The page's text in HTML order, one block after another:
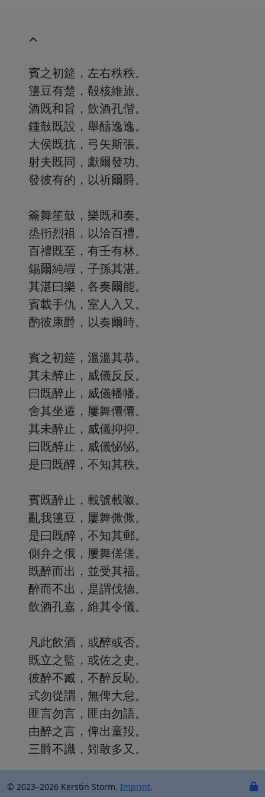
賓之初筵，左右秩秩。
籩豆有楚，殽核維旅。
酒既和旨，飲酒孔偕。
鍾鼓既設，舉醻逸逸。
大侯既抗，弓矢斯張。
射夫既同，獻爾發功。
發彼有的，以祈爾爵。
籥舞笙鼓，樂既和奏。
烝衎烈祖，以洽百禮。
百禮既至，有壬有林。
錫爾純嘏，子孫其湛。
其湛曰樂，各奏爾能。
賓載手仇，室人入又。
酌彼康爵，以奏爾時。
賓之初筵，溫溫其恭。
其未醉止，威儀反反。
曰既醉止，威儀幡幡。
舍其坐遷，屢舞僊僊。
其未醉止，威儀抑抑。
曰既醉止，威儀怭怭。
是曰既醉，不知其秩。
賓既醉止，載號載呶。
亂我籩豆，屢舞僛僛。
是曰既醉，不知其郵。
側弁之俄，屢舞傞傞。
既醉而出，並受其福。
醉而不出，是謂伐德。
飲酒孔嘉，維其令儀。
凡此飲酒，或醉或否。
既立之監，或佐之史。
彼醉不臧，不醉反恥。
式勿從謂，無俾大怠。
匪言勿言，匪由勿語。
由醉之言，俾出童羖。
三爵不識，矧敢多又。
© 2023–2026 Kerstin Storm. Imprint.